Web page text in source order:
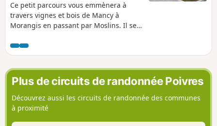
Ce petit parcours vous emmènera à
travers vignes et bois de Mancy à
Morangis en passant par Moslins. Il se
promenade en famille. Il y a tout de
même de belles côtes ; à éviter pendant
la canicule. A éviter en période de
chasse.
Plus de circuits de randonnée Poivres
Découvrez aussi les circuits de randonnée des communes
à proximité